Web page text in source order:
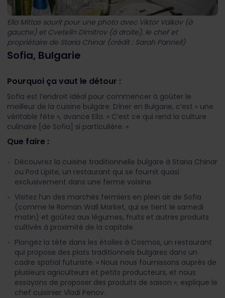
Ella Mittas sourit pour une photo avec Viktor Valkov (à
gauche) et Cvetelin Dimitrov (à droite), le chef et
propriétaire de Staria Chinar (crédit : Sarah Pannell)
Sofia, Bulgarie
Pourquoi ça vaut le détour :
Sofia est l’endroit idéal pour commencer à goûter le
meilleur de la cuisine bulgare. Dîner en Bulgarie, c’est « une
véritable fête », avance Ella. « C’est ce qui rend la culture
culinaire [de Sofia] si particulière. »
Que faire :
Découvrez la cuisine traditionnelle bulgare à Staria Chinar
ou Pod Lipite, un restaurant qui se fournit quasi
exclusivement dans une ferme voisine.
Visitez l’un des marchés fermiers en plein air de Sofia
(comme le Roman Wall Market, qui se tient le samedi
matin) et goûtez aux légumes, fruits et autres produits
cultivés à proximité de la capitale.
Plongez la tête dans les étoiles à Cosmos, un restaurant
qui propose des plats traditionnels bulgares dans un
cadre spatial futuriste. « Nous nous fournissons auprès de
plusieurs agriculteurs et petits producteurs, et nous
essayons de proposer des produits de saison », explique le
chef cuisinier Vladi Penov.